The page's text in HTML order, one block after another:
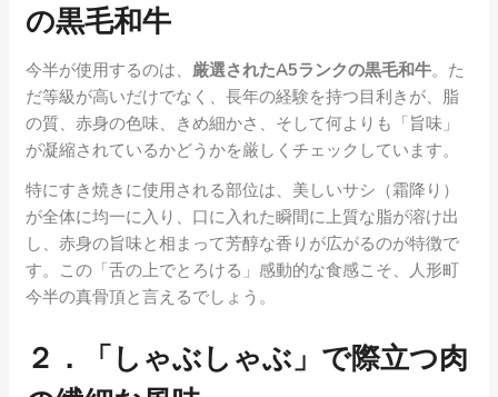
の黒毛和牛
今半が使用するのは、 厳選されたA5ランクの黒毛和牛。た
だ等級が高いだけでなく、長年の経験を持つ目利きが、脂
の質、赤身の色味、きめ細かさ、そして何よりも「旨味」
が凝縮されているかどうかを厳しくチェックしています。
特にすき焼きに使用される部位は、美しいサシ（霜降り）
が全体に均一に入り、口に入れた瞬間に上質な脂が溶け出
し、赤身の旨味と相まって芳醇な香りが広がるのが特徴で
す。この「舌の上でとろける」感動的な食感こそ、人形町
今半の真骨頂と言えるでしょう。
２．「しゃぶしゃぶ」で際立つ肉